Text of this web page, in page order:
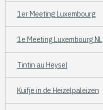
1er Meeting Luxembourg
1e Meeting Luxembourg NL
Tintin au Heysel
Kuifje in de Heizelpaleizen